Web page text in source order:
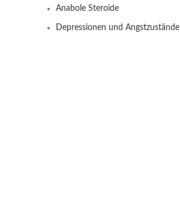
Anabole Steroide
Depressionen und Angstzustände